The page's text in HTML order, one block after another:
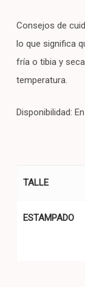
Consejos de
lo que significa
fría o tibia y
temperatura.
Disponibilidad:
TALLE
ESTAMPADO